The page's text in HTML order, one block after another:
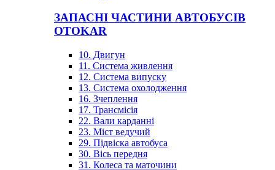
ЗАПАСНІ ЧАСТИНИ АВТОБУСІВ
OTOKAR
10. Двигун
11. Система живлення
12. Система випуску
13. Система охолодження
16. Зчеплення
17. Трансмісія
22. Вали карданні
23. Міст ведучий
29. Підвіска автобуса
30. Вісь передня
31. Колеса та маточини